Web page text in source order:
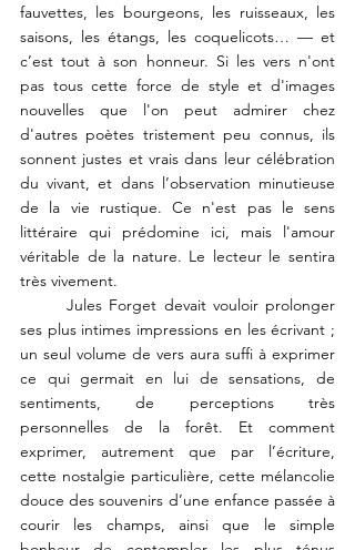
fauvettes, les bourgeons, les ruisseaux, les
saisons, les étangs, les coquelicots… — et
c’est tout à son honneur. Si les vers n'ont
pas tous cette force de style et d'images
nouvelles que l'on peut admirer chez
d'autres poètes tristement peu connus, ils
sonnent justes et vrais dans leur célébration
du vivant, et dans l’observation minutieuse
de la vie rustique. Ce n'est pas le sens
littéraire qui prédomine ici, mais l'amour
véritable de la nature. Le lecteur le sentira
très vivement.
	Jules Forget devait vouloir prolonger
ses plus intimes impressions en les écrivant ;
un seul volume de vers aura suffi à exprimer
ce qui germait en lui de sensations, de
sentiments, de perceptions très
personnelles de la forêt. Et comment
exprimer, autrement que par l’écriture,
cette nostalgie particulière, cette mélancolie
douce des souvenirs d’une enfance passée à
courir les champs, ainsi que le simple